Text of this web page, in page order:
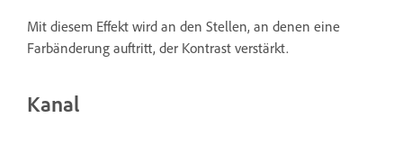
Mit diesem Effekt wird an den Stellen, an denen eine
Farbänderung auftritt, der Kontrast verstärkt.
Kanal